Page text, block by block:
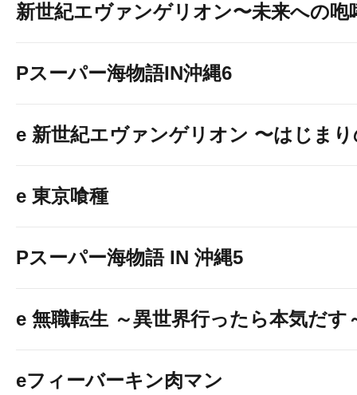
新世紀エヴァンゲリオン〜未来への咆
Pスーパー海物語IN沖縄6
e 新世紀エヴァンゲリオン 〜はじま
e 東京喰種
Pスーパー海物語 IN 沖縄5
e 無職転生 ～異世界行ったら本気だす
eフィーバーキン肉マン